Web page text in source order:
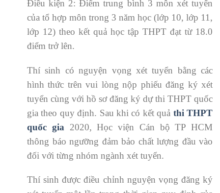
Điều kiện 2: Điểm trung bình 3 môn xét tuyển
của tổ hợp môn trong 3 năm học (lớp 10, lớp 11,
lớp 12) theo kết quả học tập THPT đạt từ 18.0
điểm trở lên.
Thí sinh có nguyện vọng xét tuyển bằng các
hình thức trên vui lòng nộp phiếu đăng ký xét
tuyển cùng với hồ sơ đăng ký dự thi THPT quốc
gia theo quy định. Sau khi có kết quả thi THPT
quốc gia 2020, Học viện Cán bộ TP HCM
thông báo ngưỡng đảm bảo chất lượng đầu vào
đối với từng nhóm ngành xét tuyển.
Thí sinh được điều chỉnh nguyện vọng đăng ký